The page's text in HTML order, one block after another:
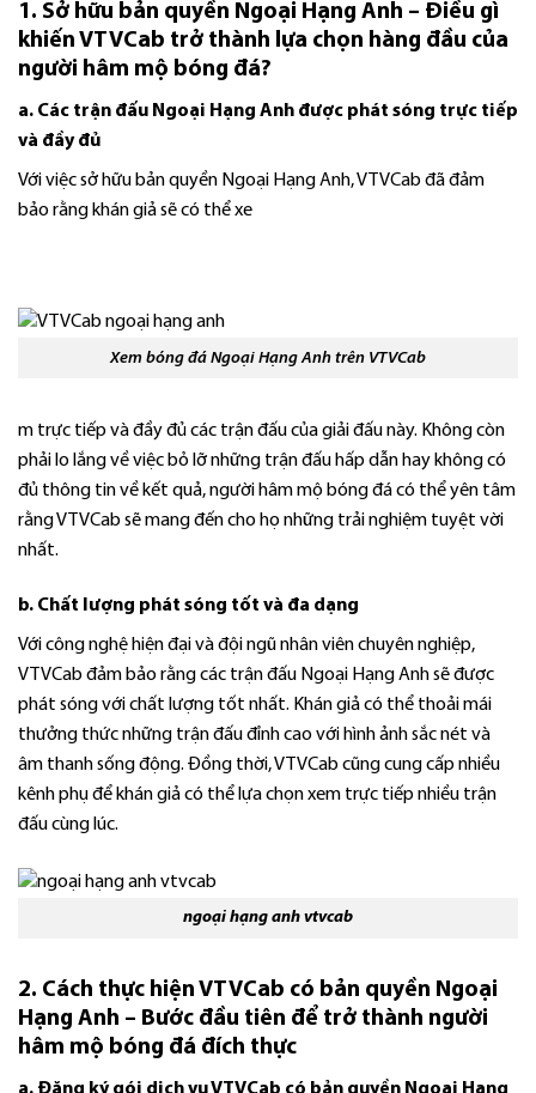
1. Sở hữu bản quyền Ngoại Hạng Anh – Điều gì
khiến VTVCab trở thành lựa chọn hàng đầu của
người hâm mộ bóng đá?
a. Các trận đấu Ngoại Hạng Anh được phát sóng trực tiếp
và đầy đủ
Với việc sở hữu bản quyền Ngoại Hạng Anh, VTVCab đã đảm
bảo rằng khán giả sẽ có thể xe
Xem bóng đá Ngoại Hạng Anh trên VTVCab
m trực tiếp và đầy đủ các trận đấu của giải đấu này. Không còn
phải lo lắng về việc bỏ lỡ những trận đấu hấp dẫn hay không có
đủ thông tin về kết quả, người hâm mộ bóng đá có thể yên tâm
rằng VTVCab sẽ mang đến cho họ những trải nghiệm tuyệt vời
nhất.
b. Chất lượng phát sóng tốt và đa dạng
Với công nghệ hiện đại và đội ngũ nhân viên chuyên nghiệp,
VTVCab đảm bảo rằng các trận đấu Ngoại Hạng Anh sẽ được
phát sóng với chất lượng tốt nhất. Khán giả có thể thoải mái
thưởng thức những trận đấu đỉnh cao với hình ảnh sắc nét và
âm thanh sống động. Đồng thời, VTVCab cũng cung cấp nhiều
kênh phụ để khán giả có thể lựa chọn xem trực tiếp nhiều trận
đấu cùng lúc.
ngoại hạng anh vtvcab
2. Cách thực hiện VTVCab có bản quyền Ngoại
Hạng Anh – Bước đầu tiên để trở thành người
hâm mộ bóng đá đích thực
a. Đăng ký gói dịch vụ VTVCab có bản quyền Ngoại Hạng